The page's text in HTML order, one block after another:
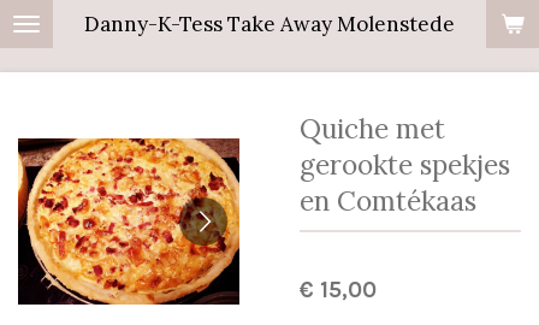
Ga
hoofdinhoud
Danny-K-Tess Take Away Molenstede
Quiche met
gerookte spekjes
en Comtékaas
€ 15,00